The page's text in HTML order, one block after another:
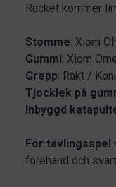
Racket kommer
Stomme: Xiom
Gummi: Xiom
Grepp: Rakt /
Tjocklek på
Inbyggd
För tävlingsspel
forehand och